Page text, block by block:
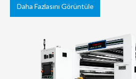
Daha Fazlasını Görüntüle